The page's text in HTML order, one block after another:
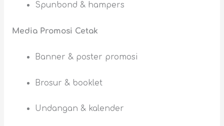
Spunbond & hampers
Media Promosi Cetak
Banner & poster promosi
Brosur & booklet
Undangan & kalender